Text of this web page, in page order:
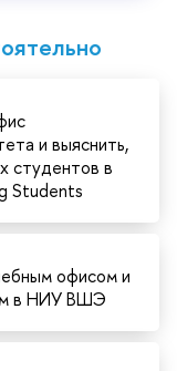
и выяснить,
студентов в
Students
офисом и
в НИУ ВШЭ